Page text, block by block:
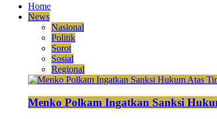
Home
News
Nasional
Politik
Sorot
Sosial
Regional
Menko Polkam Ingatkan Sanksi